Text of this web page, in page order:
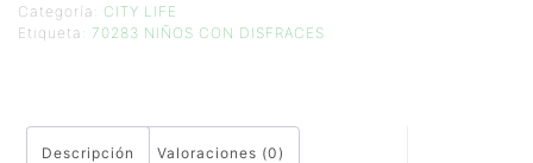
Categoría: CITY LIFE
Etiqueta: 70283 NIÑOS CON DISFRACES
Descripción Valoraciones (0)